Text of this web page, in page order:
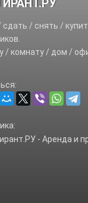
/ снять /
/ комнату / дом /